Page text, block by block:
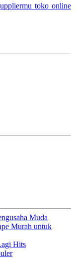
toko online
Muda
Murah untuk
Hits